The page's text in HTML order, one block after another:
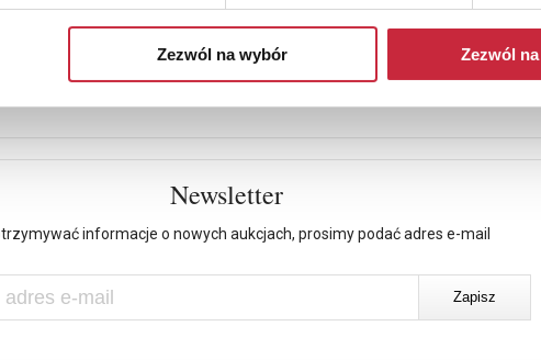
Zezwól na wybór Zezwól
Newsletter
informacje o nowych aukcjach, prosimy podać adres e-mail